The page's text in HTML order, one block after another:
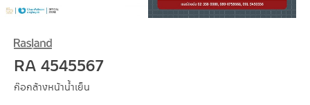
RA 4545567
ก๊อกล้างหน้าน้ำเย็น